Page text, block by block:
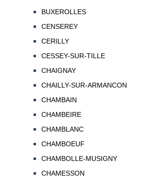
BUXEROLLES
CENSEREY
CERILLY
CESSEY-SUR-TILLE
CHAIGNAY
CHAILLY-SUR-ARMANCON
CHAMBAIN
CHAMBEIRE
CHAMBLANC
CHAMBOEUF
CHAMBOLLE-MUSIGNY
CHAMESSON